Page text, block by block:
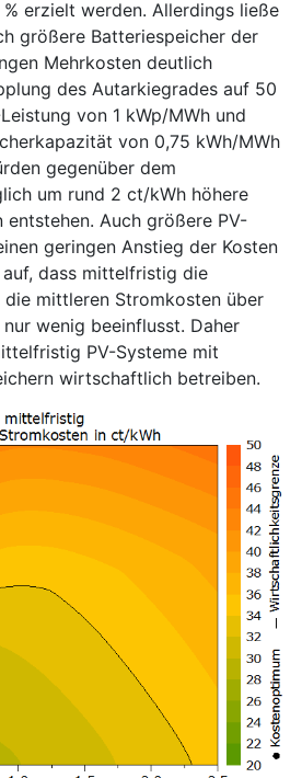
erzielt werden. Allerdings ließe
größere Batteriespeicher der
Mehrkosten deutlich
des Autarkiegrades auf 50
von 1 kWp/MWh und
von 0,75 kWh/MWh
gegenüber dem
um rund 2 ct/kWh höhere
Auch größere PV-
geringen Anstieg der Kosten
dass mittelfristig die
mittleren Stromkosten über
wenig beeinflusst. Daher
PV-Systeme mit
wirtschaftlich betreiben.